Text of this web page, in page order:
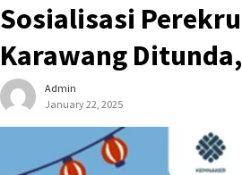
Sosialisasi
Karawang
Admin
January 22, 2025